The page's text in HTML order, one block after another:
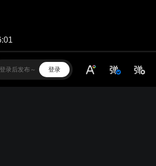
登录